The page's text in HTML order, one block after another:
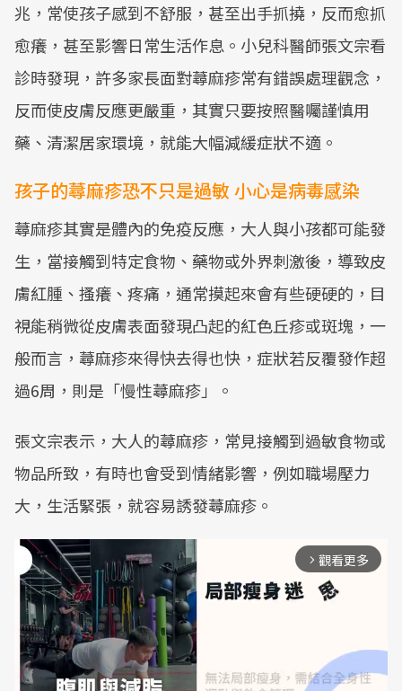
兆，常使孩子感到不舒服，甚至出手抓撓，反而愈抓
愈癢，甚至影響日常生活作息。小兒科醫師張文宗看
診時發現，許多家長面對蕁麻疹常有錯誤處理觀念，
反而使皮膚反應更嚴重，其實只要按照醫囑謹慎用
藥、清潔居家環境，就能大幅減緩症狀不適。
孩子的蕁麻疹恐不只是過敏 小心是病毒感染
蕁麻疹其實是體內的免疫反應，大人與小孩都可能發
生，當接觸到特定食物、藥物或外界刺激後，導致皮
膚紅腫、搔癢、疼痛，通常摸起來會有些硬硬的，目
視能稍微從皮膚表面發現凸起的紅色丘疹或斑塊，一
般而言，蕁麻疹來得快去得也快，症狀若反覆發作超
過6周，則是「慢性蕁麻疹」。
張文宗表示，大人的蕁麻疹，常見接觸到過敏食物或
物品所致，有時也會受到情緒影響，例如職場壓力
大，生活緊張，就容易誘發蕁麻疹。
arrow_forward_ios 觀看更多